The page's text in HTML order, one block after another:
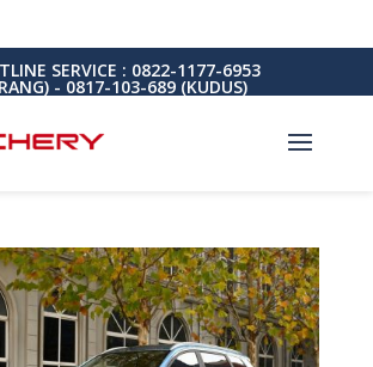
SERVICE : 0822-1177-6953
- 0817-103-689 (KUDUS)